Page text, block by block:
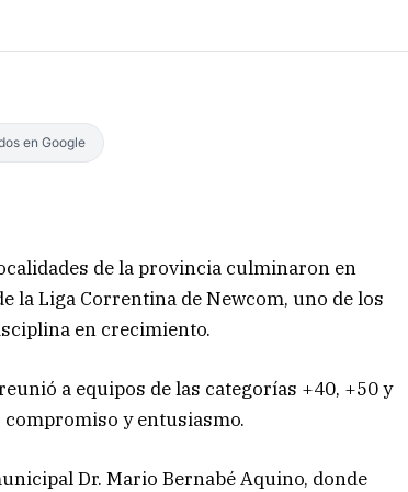
en Google
de la provincia culminaron en
la Liga Correntina de Newcom, uno de los
en crecimiento.
a equipos de las categorías +40, +50 y
y entusiasmo.
Dr. Mario Bernabé Aquino, donde